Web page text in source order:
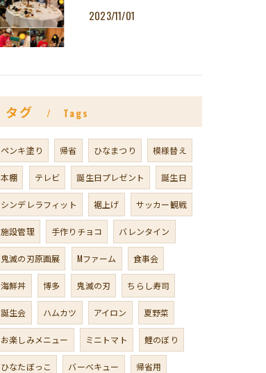
2023/11/01
タグ Tags
ペンキ塗り 帰省 ひなまつり 模様替え
本棚 テレビ 誕生日プレゼント 誕生日
シンデレラフィット 裾上げ サッカー観戦
施設管理 手作りチョコ バレンタイン
鬼滅の刃原画展 Mファーム 食事会
海鮮丼 博多 鬼滅の刃 ちらし寿司
誕生会 ハムカツ アイロン 夏野菜
お楽しみメニュー ミニトマト 鯉のぼり
ひなたぼっこ バーベキュー 帰省用